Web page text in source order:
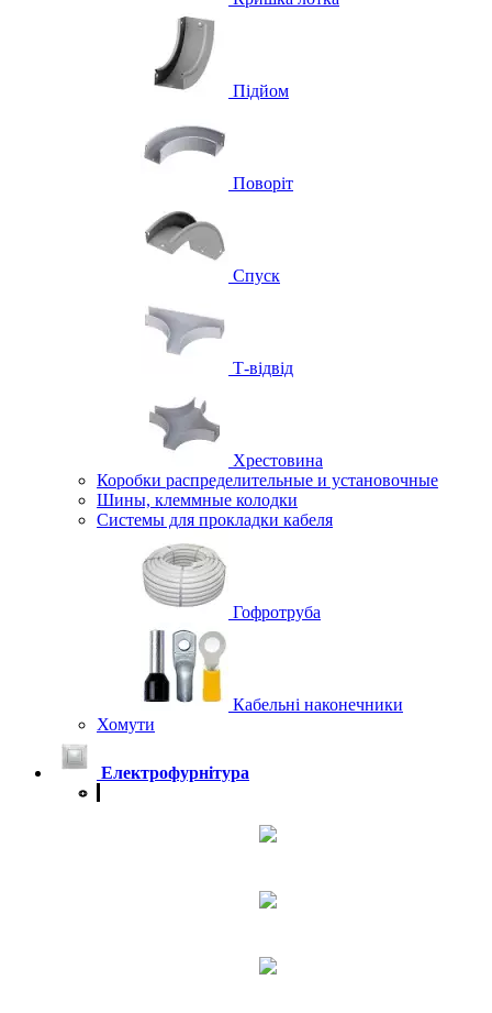
Підйом
Поворіт
Спуск
Т-відвід
Хрестовина
Коробки распределительные и установочные
Шины, клеммные колодки
Системы для прокладки кабеля
Гофротруба
Кабельні наконечники
Хомути
Електрофурнітура